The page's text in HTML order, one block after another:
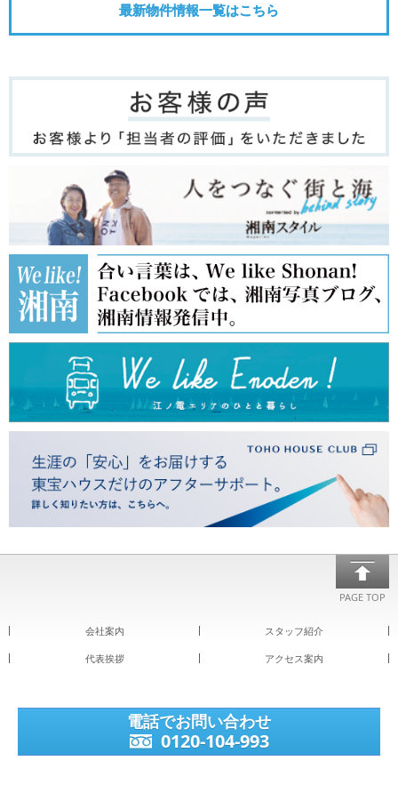
最新物件情報一覧はこちら
PAGE TOP
会社案内 スタッフ紹介
代表挨拶 アクセス案内
電話でお問い合わせ
0120-104-993